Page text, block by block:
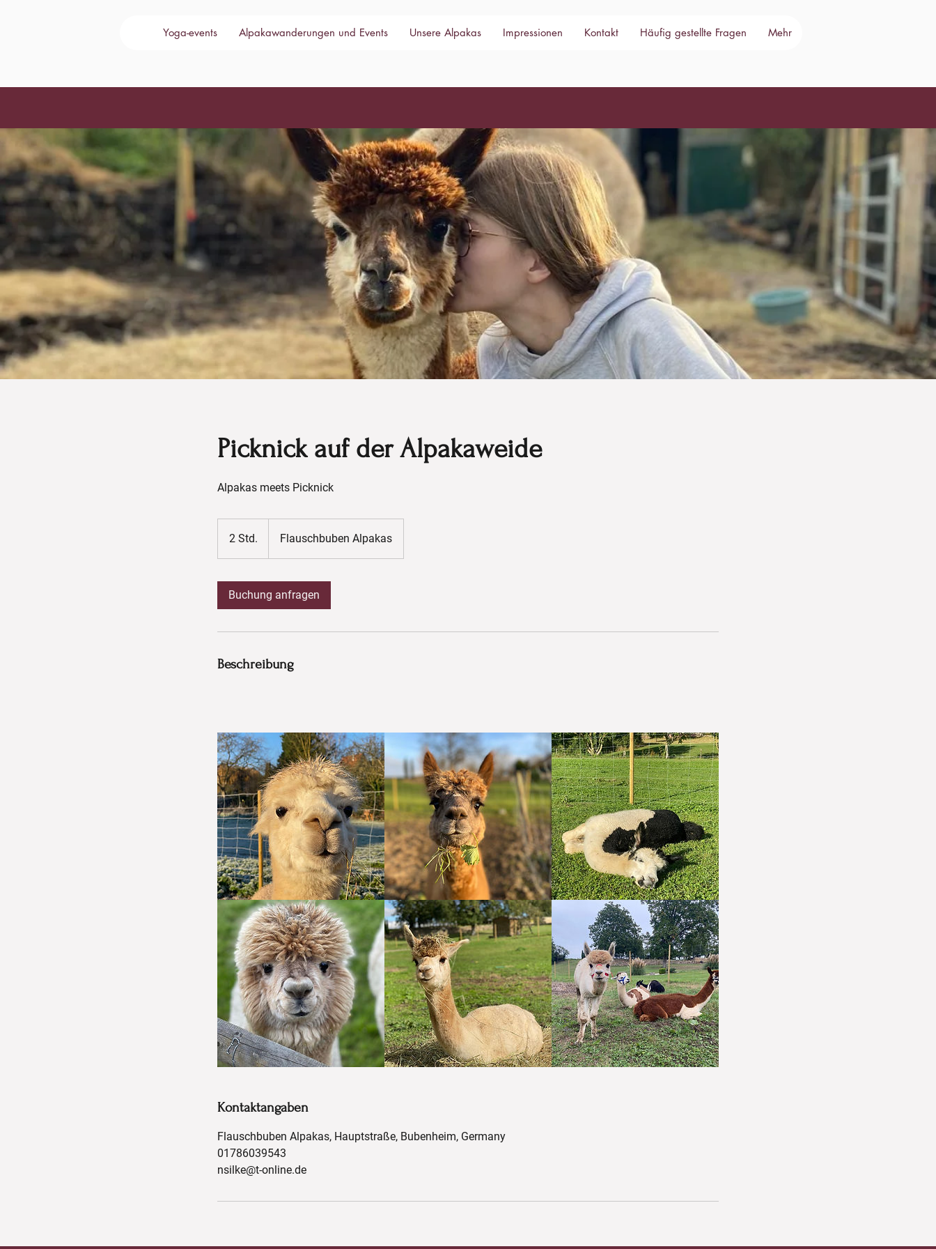
Yoga-events Alpakawanderungen und Events Unsere Alpakas Impressionen Kontakt Häufig gestellte Fragen Mehr
Picknick auf der Alpakaweide
Alpakas meets Picknick
2 Std.
S
Flauschbuben Alpakas
Buchung anfragen
Beschreibung
Kontaktangaben
Flauschbuben Alpakas, Hauptstraße, Bubenheim, Germany
01786039543
nsilke@t-online.de